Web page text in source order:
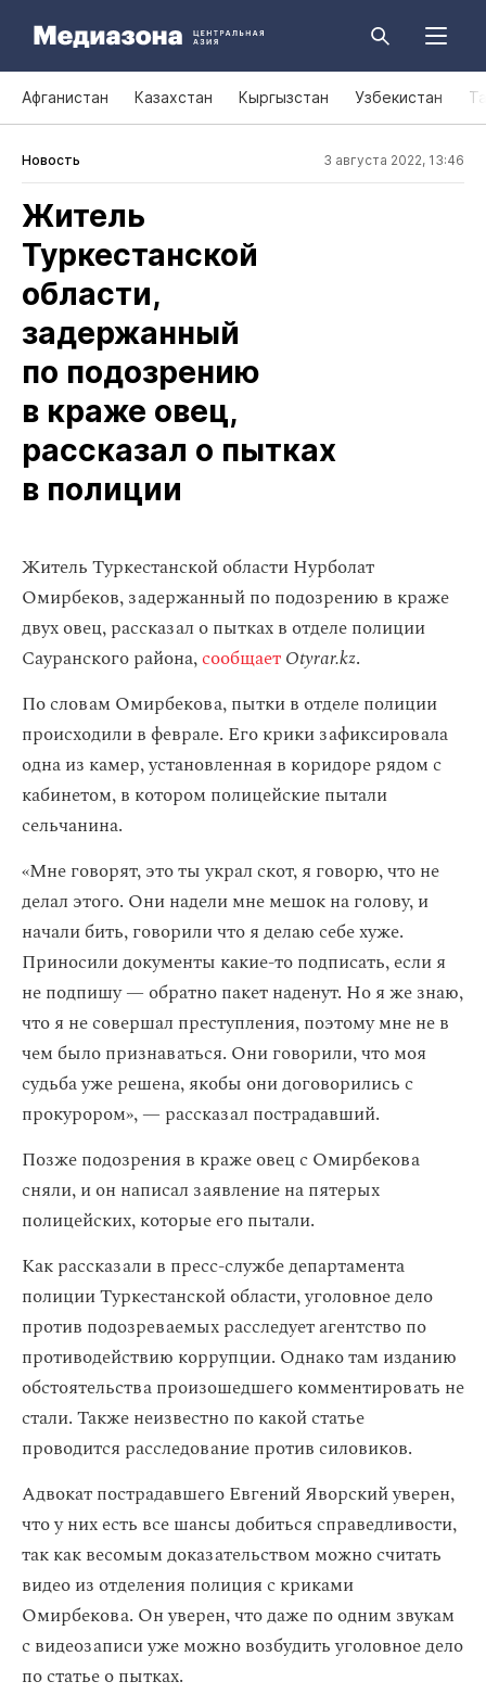
Афганистан Казахстан Кыргызстан Узбекистан
Новость 3 августа 2022, 13:46
Житель
Туркестанской
области,
задержанный
по подозрению
в краже овец,
рассказал о пытках
в полиции
Житель Туркестанской области Нурболат
Омирбеков, задержанный по подозрению в краже
двух овец, рассказал о пытках в отделе полиции
Сауранского района,сообщаетOtyrar.kz.
По словам Омирбекова, пытки в отделе полиции
происходили в феврале. Его крики зафиксировала
одна из камер, установленная в коридоре рядом с
кабинетом, в котором полицейские пытали
сельчанина.
«Мне говорят, это ты украл скот, я говорю, что не
делал этого. Они надели мне мешок на голову, и
начали бить, говорили что я делаю себе хуже.
Приносили документы какие-то подписать, если я
не подпишу — обратно пакет наденут. Но я же знаю,
что я не совершал преступления, поэтому мне не в
чем было признаваться. Они говорили, что моя
судьба уже решена, якобы они договорились с
прокурором», — рассказал пострадавший.
Позже подозрения в краже овец с Омирбекова
сняли, и он написал заявление на пятерых
полицейских, которые его пытали.
Как рассказали в пресс-службе департамента
полиции Туркестанской области, уголовное дело
против подозреваемых расследует агентство по
противодействию коррупции. Однако там изданию
обстоятельства произошедшего комментировать не
стали. Также неизвестно по какой статье
проводится расследование против силовиков.
Адвокат пострадавшего Евгений Яворский уверен,
что у них есть все шансы добиться справедливости,
так как весомым доказательством можно считать
видео из отделения полиция с криками
Омирбекова. Он уверен, что даже по одним звукам
с видеозаписи уже можно возбудить уголовное дело
по статье о пытках.